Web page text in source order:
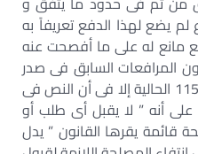
يضع لهذا الدفع تعريفاً به
مانع له على ما أفصحت عنه
المرافعات السابق فى صدر
المادة 142 منه مقابلة للمادة 115 الحالية إلا فى أن النص فى
على أنه ” لا يقبل أى طلب أو
قائمة يقرها القانون ” يدل